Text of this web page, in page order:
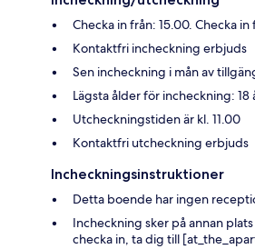
Checka in från: 15.00. Checka
Kontaktfri incheckning erbjuds
Sen incheckning i mån av
Lägsta ålder för incheckning: 18
Utcheckningstiden är kl. 11.00
Kontaktfri utcheckning erbjuds
Incheckningsinstruktioner
Detta boende har ingen
Incheckning sker på annan
checka in, ta dig till